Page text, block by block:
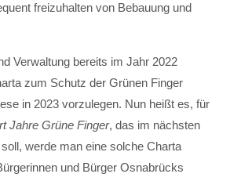
Suite 600
freizuhalten von Bebauung und
Verwaltung bereits im Jahr 2022
zum Schutz der Grünen Finger
in 2023 vorzulegen. Nun heißt es, für
Jahre Grüne Finger, das im nächsten
werde man eine solche Charta
und Bürger Osnabrücks